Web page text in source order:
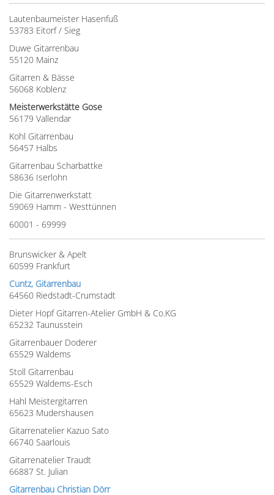
Lautenbaumeister Hasenfuß
53783 Eitorf / Sieg
Duwe Gitarrenbau
55120 Mainz
Gitarren & Bässe
56068 Koblenz
Meisterwerkstätte Gose
56179 Vallendar
Kohl Gitarrenbau
56457 Halbs
Gitarrenbau Scharbattke
58636 Iserlohn
Die Gitarrenwerkstatt
59069 Hamm - Westtünnen
60001 - 69999
Brunswicker & Apelt
60599 Frankfurt
Cuntz, Gitarrenbau
64560 Riedstadt-Crumstadt
Dieter Hopf Gitarren-Atelier GmbH & Co.KG
65232 Taunusstein
Gitarrenbauer Doderer
65529 Waldems
Stoll Gitarrenbau
65529 Waldems-Esch
Hahl Meistergitarren
65623 Mudershausen
Gitarrenatelier Kazuo Sato
66740 Saarlouis
Gitarrenatelier Traudt
66887 St. Julian
Gitarrenbau Christian Dörr